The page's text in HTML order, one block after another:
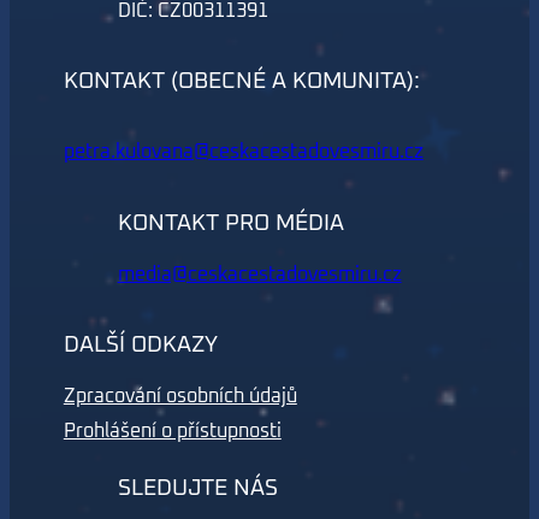
DIČ: CZ00311391
KONTAKT (OBECNÉ A KOMUNITA):
petra.kulovana@ceskacestadovesmiru.cz
KONTAKT PRO MÉDIA
media@ceskacestadovesmiru.cz
DALŠÍ ODKAZY
Zpracování osobních údajů
Prohlášení o přístupnosti
SLEDUJTE NÁS